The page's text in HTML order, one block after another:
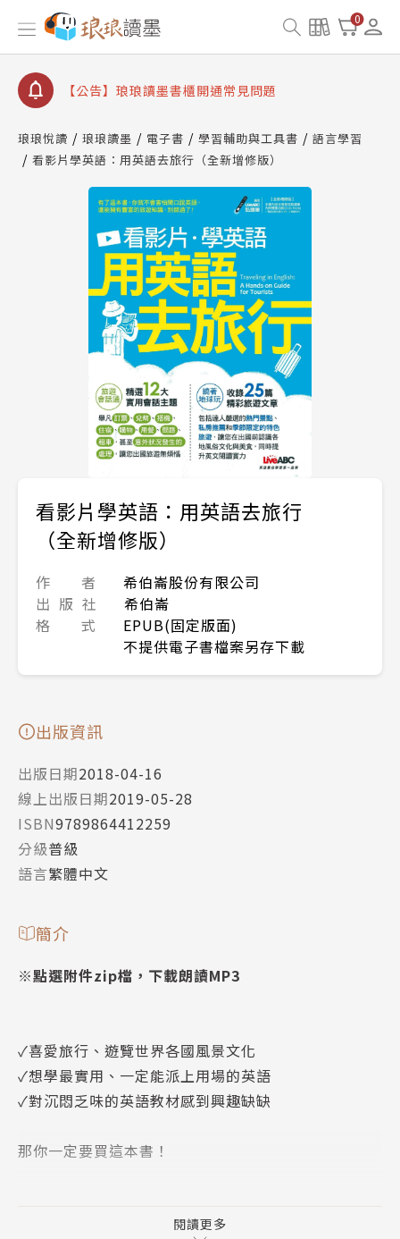
0
【公告】琅琅讀墨數位閱讀資產合併與書櫃開通申請
【公告】琅琅讀墨書櫃開通常見問題
【公告】琅琅讀墨 3 分鐘完成書櫃開通與資產合併申
請圖文教學
查詢
【公告】琅琅讀墨數位閱讀資產合併與書櫃開通申請
琅琅悅讀 琅琅讀墨 電子書 學習輔助與工具書
語言學習
看影片學英語：用英語去旅行（全新增修版）
看影片學英語：用英語去旅行
（全新增修版）
作 者
希伯崙股份有限公司
出 版 社
希伯崙
格 式
EPUB(固定版面)
不提供電子書檔案另存下載
出版資訊
出版日期2018-04-16
線上出版日期2019-05-28
ISBN9789864412259
分級普級
語言繁體中文
簡介
※點選附件zip檔，下載朗讀MP3
✓喜愛旅行、遊覽世界各國風景文化
✓想學最實用、一定能派上用場的英語
✓對沉悶乏味的英語教材感到興趣缺缺
那你一定要買這本書！
閱讀更多